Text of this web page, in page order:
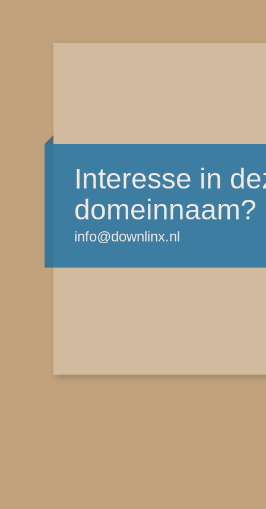
Interesse in
domeinnaam?
info@downlinx.nl